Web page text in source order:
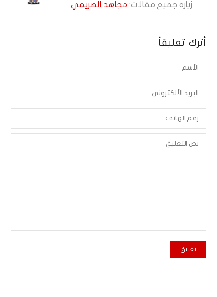
زيارة جميع مقالات: مجاهد الصريمي
أترك تعليقاً